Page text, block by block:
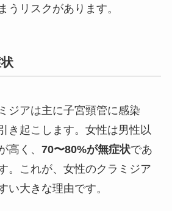
うリスクがあります。
ジアは主に子宮頸管に感染
き起こします。女性は男性以
高く、 70〜80%が無症状であ
。これが、女性のクラミジア
い大きな理由です。